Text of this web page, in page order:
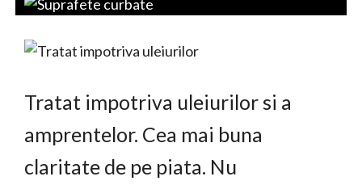
Tratat impotriva uleiurilor si a
amprentelor. Cea mai buna
claritate de pe piata. Nu